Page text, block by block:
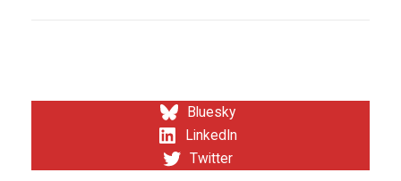
Bluesky
LinkedIn
Twitter